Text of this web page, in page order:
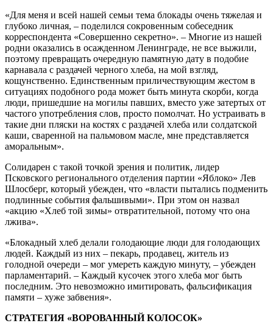
«Для меня и всей нашей семьи тема блокады очень тяжелая и
глубоко личная, – поделился сокровенным собеседник
корреспондента «Совершенно секретно». – Многие из нашей
родни оказались в осажденном Ленинграде, не все выжили,
поэтому превращать очередную памятную дату в подобие
карнавала с раздачей черного хлеба, на мой взгляд,
кощунственно. Единственным приличествующим жестом в
ситуациях подобного рода может быть минута скорби, когда
люди, пришедшие на могилы павших, вместо уже затертых от
частого употребления слов, просто помолчат. Но устраивать в
такие дни пляски на костях с раздачей хлеба или солдатской
каши, сваренной на пальмовом масле, мне представляется
аморальным».
Солидарен с такой точкой зрения и политик, лидер
Псковского регионального отделения партии «Яблоко» Лев
Шлосберг, который убежден, что «власти пытались подменить
подлинные события фальшивыми». При этом он назвал
«акцию «Хлеб той зимы» отвратительной, потому что она
лжива».
«Блокадный хлеб делали голодающие люди для голодающих
людей. Каждый из них – пекарь, продавец, житель из
голодной очереди – мог умереть каждую минуту, – убежден
парламентарий. – Каждый кусочек этого хлеба мог быть
последним. Это невозможно имитировать, фальсификация
памяти – хуже забвения».
СТРАТЕГИЯ «ВОРОВАННЫЙ КОЛОСОК»